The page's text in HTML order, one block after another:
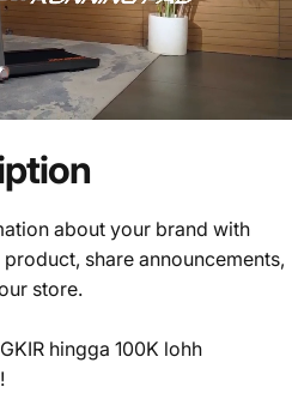
about your brand with
share announcements,
store.
hingga 100K lohh